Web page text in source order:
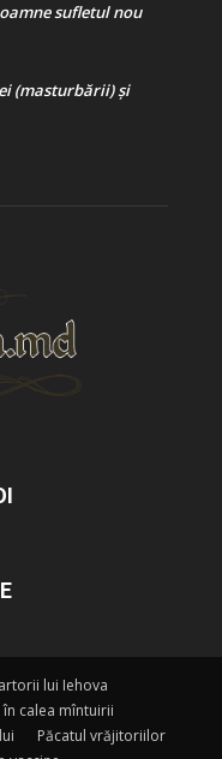
sufletul nou
(masturbării) şi
lui Iehova
în calea mîntuirii
Păcatul vrăjitoriilor